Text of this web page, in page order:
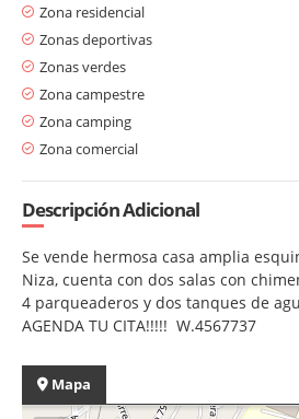
Zona residencial
Zonas deportivas
Zonas verdes
Zona campestre
Zona camping
Zona comercial
Descripción Adicional
Se vende hermosa casa amplia
Niza, cuenta con dos salas con
4 parqueaderos y dos tanques de
AGENDA TU CITA!!!!! W.4567737
Mapa